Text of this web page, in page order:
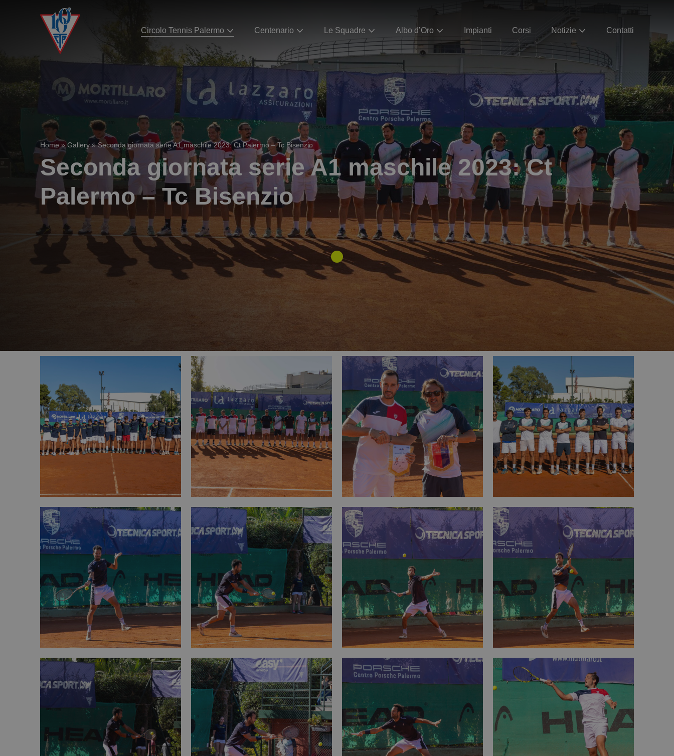
Circolo Tennis Palermo Centenario Le Squadre Albo d’Oro Impianti Corsi Notizie Contatti
Home » Gallery»Seconda giornata serie A1 maschile 2023: Ct Palermo – Tc Bisenzio
Seconda giornata serie A1 maschile 2023: Ct
Palermo – Tc Bisenzio